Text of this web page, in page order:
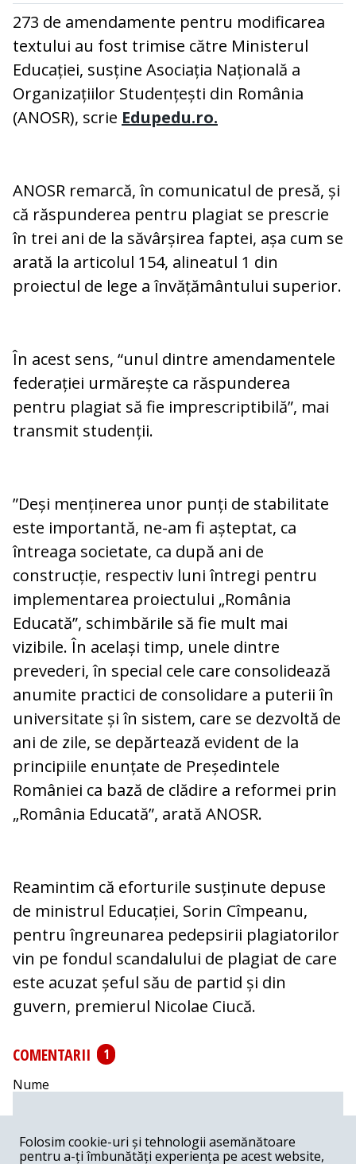
273 de amendamente pentru modificarea
textului au fost trimise către Ministerul
Educației, susține Asociația Națională a
Organizațiilor Studențești din România
(ANOSR), scrie Edupedu.ro.
ANOSR remarcă, în comunicatul de presă, și
că răspunderea pentru plagiat se prescrie
în trei ani de la săvârșirea faptei, așa cum se
arată la articolul 154, alineatul 1 din
proiectul de lege a învățământului superior.
În acest sens, “unul dintre amendamentele
federației urmărește ca răspunderea
pentru plagiat să fie imprescriptibilă”, mai
transmit studenții.
”Deși menținerea unor punți de stabilitate
este importantă, ne-am fi așteptat, ca
întreaga societate, ca după ani de
construcție, respectiv luni întregi pentru
implementarea proiectului „România
Educată”, schimbările să fie mult mai
vizibile. În același timp, unele dintre
prevederi, în special cele care consolidează
anumite practici de consolidare a puterii în
universitate și în sistem, care se dezvoltă de
ani de zile, se depărtează evident de la
principiile enunțate de Președintele
României ca bază de clădire a reformei prin
„România Educată”, arată ANOSR.
Reamintim că eforturile susținute depuse
de ministrul Educației, Sorin Cîmpeanu,
pentru îngreunarea pedepsirii plagiatorilor
vin pe fondul scandalului de plagiat de care
este acuzat șeful său de partid și din
guvern, premierul Nicolae Ciucă.
COMENTARII
1
Nume
Folosim cookie-uri și tehnologii asemănătoare
pentru a-ți îmbunătăți experiența pe acest website,